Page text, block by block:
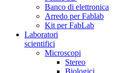
Banco di elettronica
Arredo per Fablab
Kit per FabLab
Laboratori
scientifici
Microscopi
Stereo
Biologici